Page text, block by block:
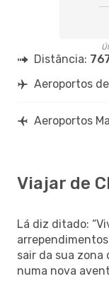
Distância:
Aeroportos
Aeroportos
Viajar de
Lá diz ditado:
sair da sua
numa nova